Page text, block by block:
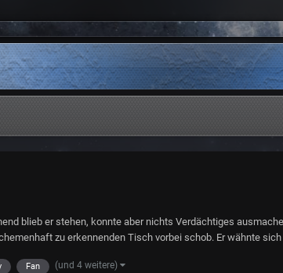
blieb er stehen, konnte aber nichts Verdächtiges
zu erkennenden Tisch vorbei schob. Er wähnte
Fan (und 4 weitere)